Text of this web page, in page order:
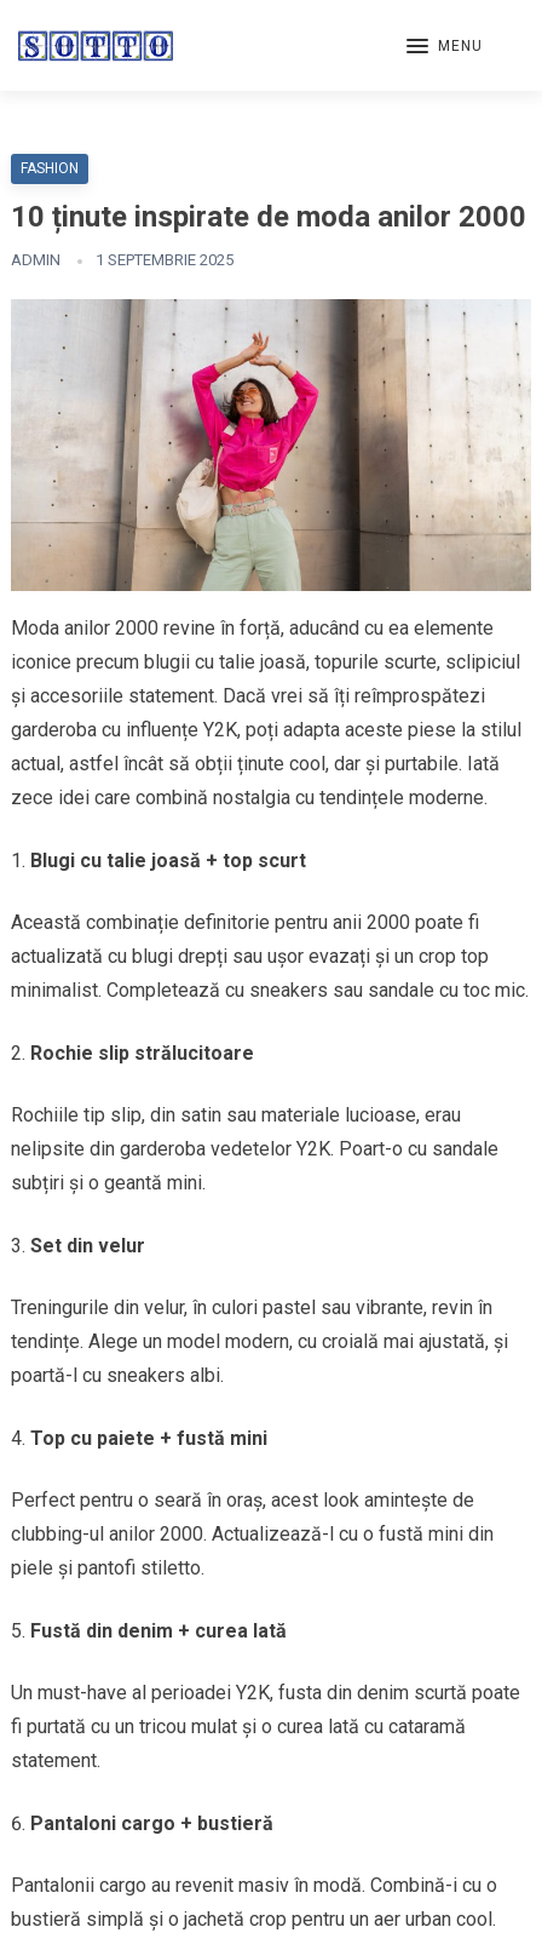
MENU
FASHION
10 ținute inspirate de moda anilor 2000
ADMIN 1 SEPTEMBRIE 2025
Moda anilor 2000 revine în forță, aducând cu ea elemente
iconice precum blugii cu talie joasă, topurile scurte, sclipiciul
și accesoriile statement. Dacă vrei să îți reîmprospătezi
garderoba cu influențe Y2K, poți adapta aceste piese la stilul
actual, astfel încât să obții ținute cool, dar și purtabile. Iată
zece idei care combină nostalgia cu tendințele moderne.
Blugi cu talie joasă + top scurt
Această combinație definitorie pentru anii 2000 poate fi
actualizată cu blugi drepți sau ușor evazați și un crop top
minimalist. Completează cu sneakers sau sandale cu toc mic.
Rochie slip strălucitoare
Rochiile tip slip, din satin sau materiale lucioase, erau
nelipsite din garderoba vedetelor Y2K. Poart-o cu sandale
subțiri și o geantă mini.
Set din velur
Treningurile din velur, în culori pastel sau vibrante, revin în
tendințe. Alege un model modern, cu croială mai ajustată, și
poartă-l cu sneakers albi.
Top cu paiete + fustă mini
Perfect pentru o seară în oraș, acest look amintește de
clubbing-ul anilor 2000. Actualizează-l cu o fustă mini din
piele și pantofi stiletto.
Fustă din denim + curea lată
Un must-have al perioadei Y2K, fusta din denim scurtă poate
fi purtată cu un tricou mulat și o curea lată cu cataramă
statement.
Pantaloni cargo + bustieră
Pantalonii cargo au revenit masiv în modă. Combină-i cu o
bustieră simplă și o jachetă crop pentru un aer urban cool.